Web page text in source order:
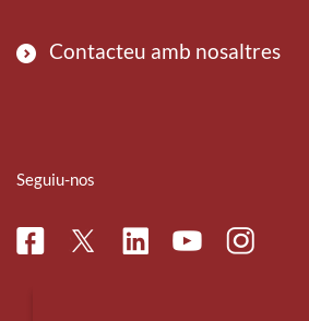
Contacteu amb nosaltres
Seguiu-nos
FacebookTwitterLinkedinYoutubeInstagram